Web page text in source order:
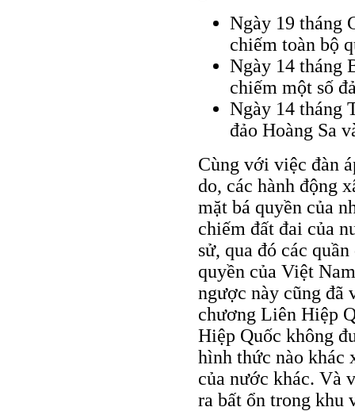
Ngày 19 tháng
chiếm toàn bộ
Ngày 14 tháng
chiếm một số
Ngày 14 tháng
đảo Hoàng Sa
Cùng với việc đàn
do, các hành động
mặt bá quyền của
chiếm đất đai của
sử, qua đó các
quyền của Việt
ngược này cũng đã
chương Liên Hiệp
Hiệp Quốc không
hình thức nào khác
của nước khác. Và
ra bất ổn trong khu